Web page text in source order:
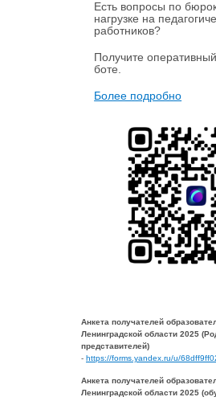
Есть вопросы по
нагрузке на
работников?
Получите
боте.
Более подробно
Анкета получателей
Ленинградской области 2025
представителей)
- https://forms.yandex.ru/u/
Анкета получателей
Ленинградской области 2025